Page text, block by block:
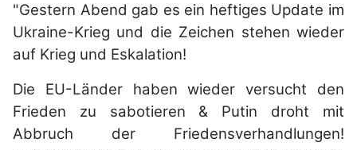
"Gestern Abend gab es ein heftiges Update im
Ukraine-Krieg und die Zeichen stehen wieder
auf Krieg und Eskalation!
Die EU-Länder haben wieder versucht den
Frieden zu sabotieren & Putin droht mit
Abbruch der Friedensverhandlungen!